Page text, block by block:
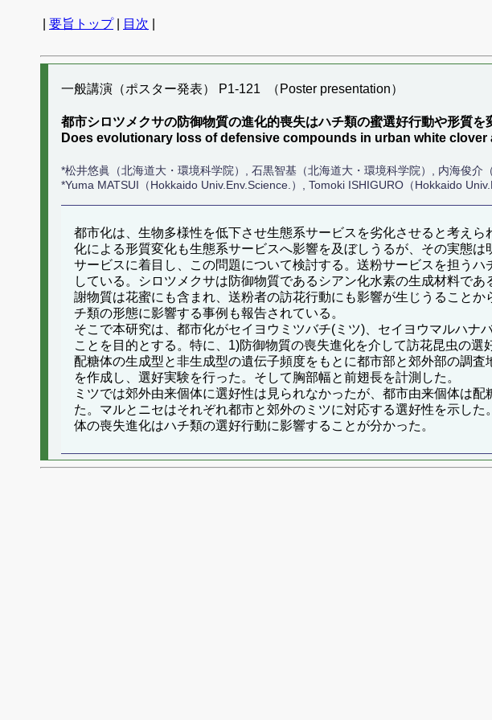
要旨トップ| 目次
一般講演（ポスター発表） P1-121 （Poster presentation）
都市シロツメクサの防御物質の進化的喪失はハチ類の蜜選好行動や形質を
Does evolutionary loss of defensive compounds in urban white clover
*松井悠眞（北海道大・環境科学院）, 石黒智基（北海道大・環境科学院）, 内海俊介
*Yuma MATSUI（Hokkaido Univ.Env.Science.）, Tomoki ISHIGURO（Hokkaido
都市化は、生物多様性を低下させ生態系サービスを劣化させると考え
化による形質変化も生態系サービスへ影響を及ぼしうるが、その実態
サービスに着目し、この問題について検討する。送粉サービスを担う
している。シロツメクサは防御物質であるシアン化水素の生成材料で
謝物質は花蜜にも含まれ、送粉者の訪花行動にも影響が生じうること
チ類の形態に影響する事例も報告されている。
そこで本研究は、都市化がセイヨウミツバチ(ミツ)、セイヨウマルハ
ことを目的とする。特に、1)防御物質の喪失進化を介して訪花昆虫の
配糖体の生成型と非生成型の遺伝子頻度をもとに都市部と郊外部の調
を作成し、選好実験を行った。そして胸部幅と前翅長を計測した。
ミツでは郊外由来個体に選好性は見られなかったが、都市由来個体は
た。マルとニセはそれぞれ都市と郊外のミツに対応する選好性を示し
体の喪失進化はハチ類の選好行動に影響することが分かった。